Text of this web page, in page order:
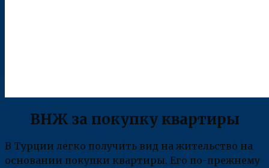
ВНЖ за покупку квартиры
В Турции легко получить вид на жительство на
основании покупки квартиры. Его по-прежнему